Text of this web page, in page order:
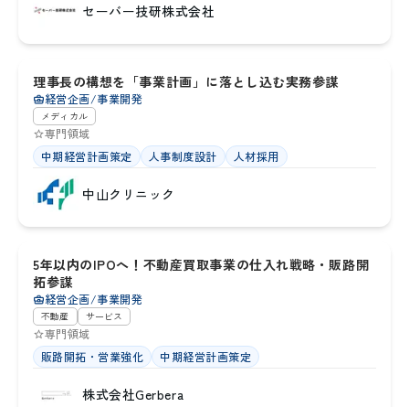
セーバー技研株式会社
兵庫県
理事長の構想を「事業計画」に落とし込む実務参謀
経営企画/事業開発
メディカル
専門領域
中期経営計画策定
人事制度設計 人材採用
中山クリニック
9
大阪府
5年以内のIPOへ！不動産買取事業の仕入れ戦略・販路開
拓参謀
経営企画/事業開発
不動産 サービス
専門領域
販路開拓・営業強化
中期経営計画策定
株式会社Gerbera